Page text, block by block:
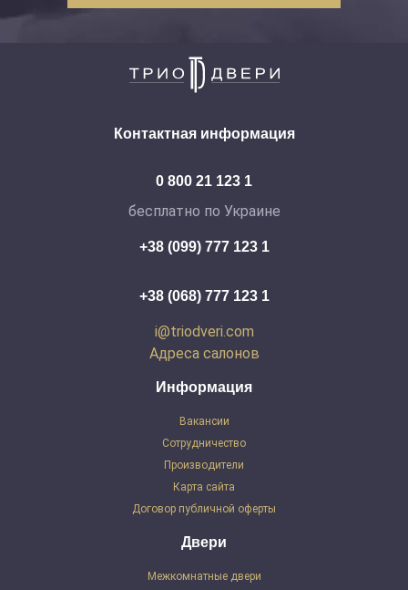
Информация
Вакансии
Сотрудничество
Производители
Карта сайта
Договор публичной оферты
Двери
Межкомнатные двери
Контактная информация
0 800 21 123 1
бесплатно по Украине
+38 (099) 777 123 1
+38 (068) 777 123 1
i@triodveri.com
Адреса салонов